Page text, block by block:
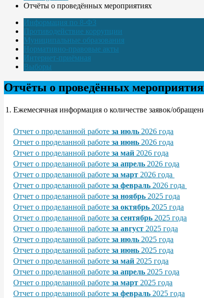
Отчёты о проведённых мероприятиях
Информация по 8-ФЗ
Противодействие коррупции
Муниципальные образования
Нормативно-правовые акты
Интернет-приёмная
Выборы
Отчёты о проведённых
1. Ежемесячная информация о количестве заявок/
Отчет о проделанной работе за июль 2026 года
Отчет о проделанной работе за июнь 2026 года
Отчет о проделанной работе за май 2026 года
Отчет о проделанной работе за апрель 2026 года
Отчет о проделанной работе за март 2026 года
Отчет о проделанной работе за февраль 2026 года
Отчет о проделанной работе за ноябрь 2025 года
Отчет о проделанной работе за октябрь 2025 года
Отчет о проделанной работе за сентябрь 2025 года
Отчет о проделанной работе за август 2025 года
Отчет о проделанной работе за июль 2025 года
Отчет о проделанной работе за июнь 2025 года
Отчет о проделанной работе за май 2025 года
Отчет о проделанной работе за апрель 2025 года
Отчет о проделанной работе за март 2025 года
Отчет о проделанной работе за февраль 2025 года